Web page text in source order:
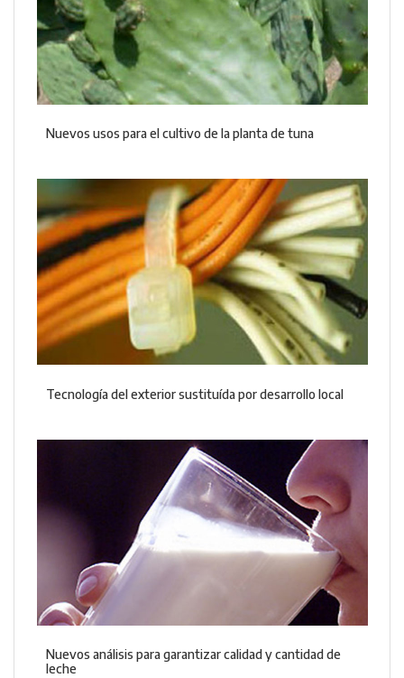
Nuevos usos para el cultivo de la planta de tuna
Tecnología del exterior sustituída por desarrollo local
Nuevos análisis para garantizar calidad y cantidad de
leche